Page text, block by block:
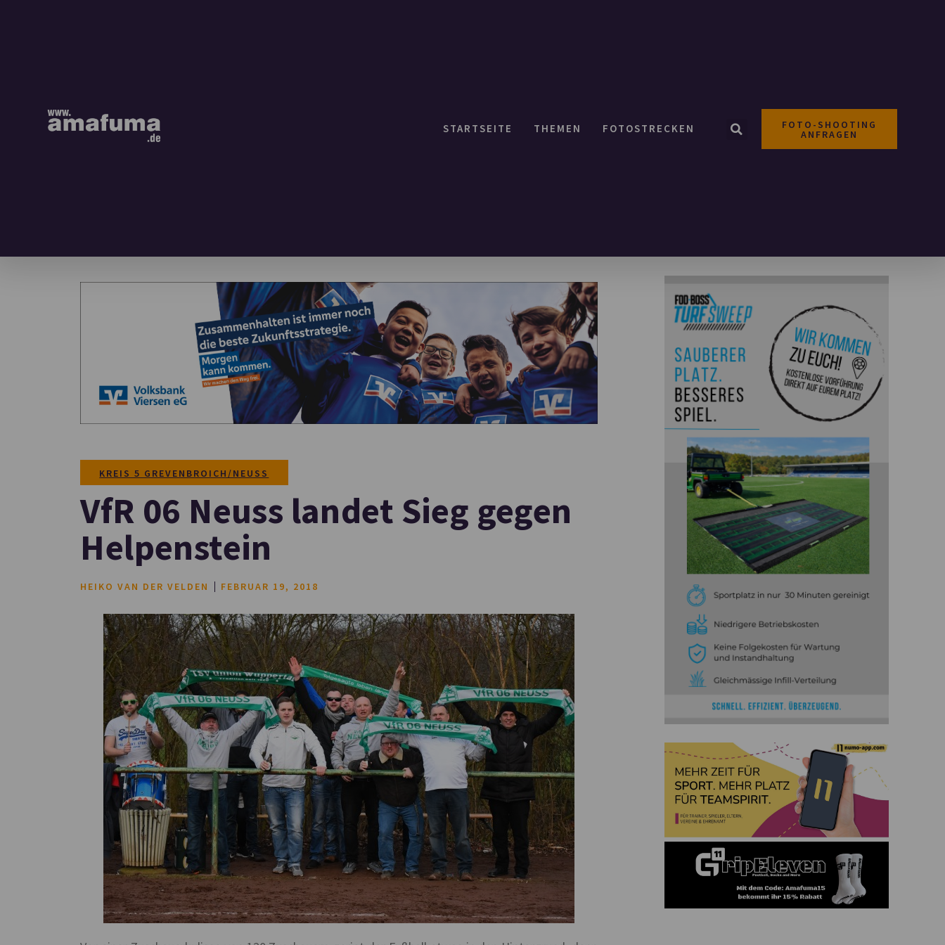
STARTSEITE THEMEN FOTOSTRECKEN FOTO-SHOOTING
ANFRAGEN
KREIS 5 GREVENBROICH/NEUSS
VfR 06 Neuss landet Sieg gegen
Helpenstein
HEIKO VAN DER VELDEN FEBRUAR 19, 2018